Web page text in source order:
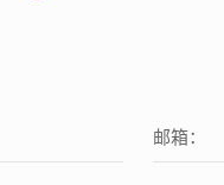
邮箱：